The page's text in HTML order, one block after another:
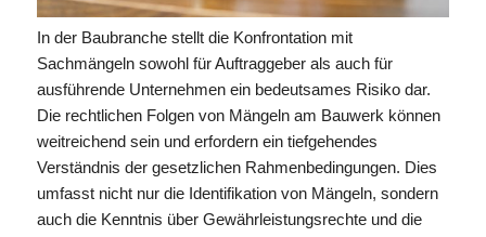
In der Baubranche stellt die Konfrontation mit
Sachmängeln sowohl für Auftraggeber als auch für
ausführende Unternehmen ein bedeutsames Risiko dar.
Die rechtlichen Folgen von Mängeln am Bauwerk können
weitreichend sein und erfordern ein tiefgehendes
Verständnis der gesetzlichen Rahmenbedingungen. Dies
umfasst nicht nur die Identifikation von Mängeln, sondern
auch die Kenntnis über Gewährleistungsrechte und die